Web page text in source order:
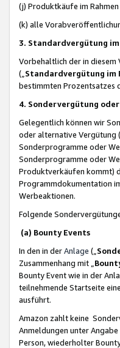
(j) Produktkäufe im
(k) alle
3. Standardvergütung
Vorbehaltlich der in diesem
(„ Standardvergütung im
bestimmten Prozentsatzes
4. Sondervergütung
Gelegentlich können wir
oder alternative Vergütung („
Sonderprogramme oder
Sonderprogramme oder
Produktverkäufen kommt)
Programmdokumentation
Werbeaktionen.
Folgende
(a) Bounty Events
In den in derAnlage („
Zusammenhang mit „
Bounty Event wie in der
teilnehmende Startseite
ausführt.
Amazon zahlt keine
Anmeldungen unter
Person, wiederholter